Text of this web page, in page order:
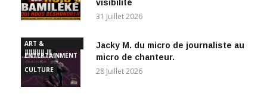
visibilité
31 Juillet 2026
ART &
ENTERTAINMENT
CULTURE
Jacky M. du micro de journaliste au
micro de chanteur.
28 Juillet 2026